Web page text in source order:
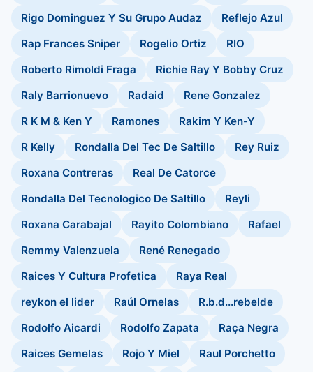
Rigo Dominguez Y Su Grupo Audaz
Reflejo Azul
Rap Frances Sniper
Rogelio Ortiz
RIO
Roberto Rimoldi Fraga
Richie Ray Y Bobby Cruz
Raly Barrionuevo
Radaid
Rene Gonzalez
R K M & Ken Y
Ramones
Rakim Y Ken-Y
R Kelly
Rondalla Del Tec De Saltillo
Rey Ruiz
Roxana Contreras
Real De Catorce
Rondalla Del Tecnologico De Saltillo
Reyli
Roxana Carabajal
Rayito Colombiano
Rafael
Remmy Valenzuela
René Renegado
Raices Y Cultura Profetica
Raya Real
reykon el lider
Raúl Ornelas
R.b.d...rebelde
Rodolfo Aicardi
Rodolfo Zapata
Raça Negra
Raices Gemelas
Rojo Y Miel
Raul Porchetto